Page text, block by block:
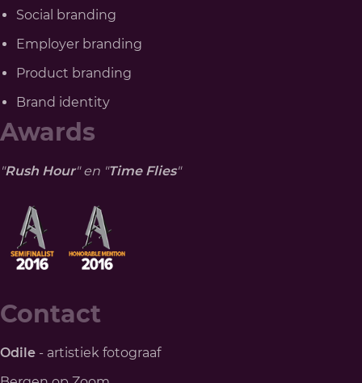
Social branding
Employer branding
Product branding
Brand identity
Awards
"Rush Hour" en "Time Flies"
Contact
Odile - artistiek fotograaf